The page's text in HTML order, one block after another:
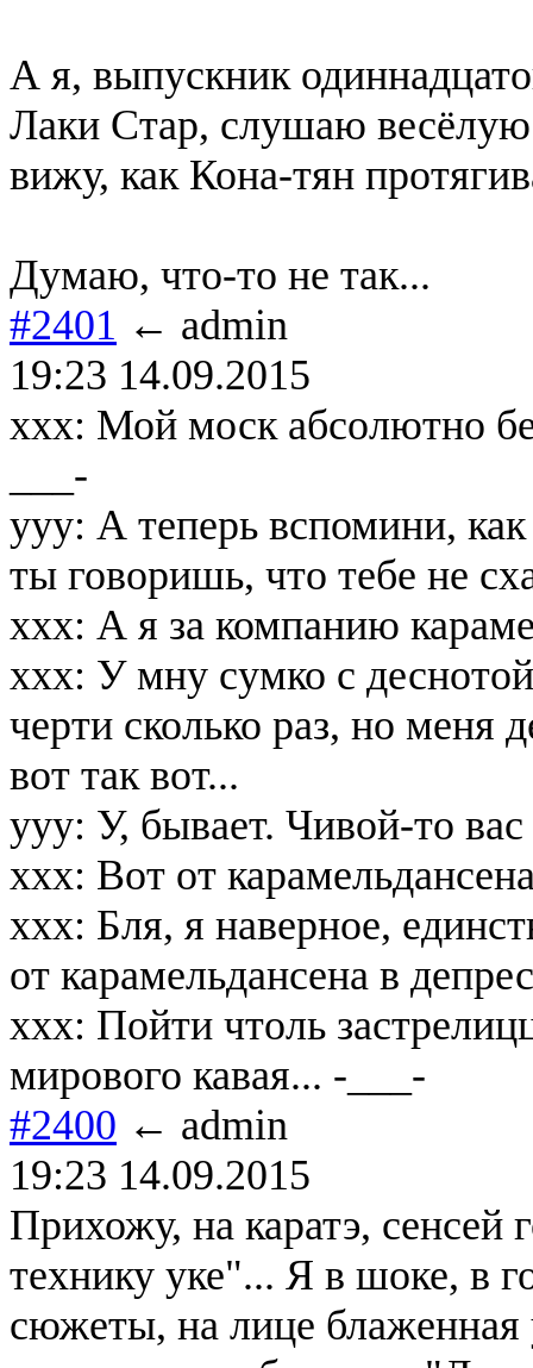
А я, выпускник
Лаки Стар, слушаю
вижу, как Кона-тян
Думаю, что-то не так...
#2401 ← admin
19:23 14.09.2015
ххх: Мой моск абсолютно
___-
ууу: А теперь вспомини,
ты говоришь, что тебе не
ххх: А я за компанию
ххх: У мну сумко с
черти сколько раз, но
вот так вот...
ууу: У, бывает. Чивой-то
ххх: Вот от
ххх: Бля, я наверное,
от карамельдансена в
ххх: Пойти чтоль
мирового кавая... -___-
#2400 ← admin
19:23 14.09.2015
Прихожу, на каратэ, сенсей
технику уке"... Я в шоке, в
сюжеты, на лице блаженная